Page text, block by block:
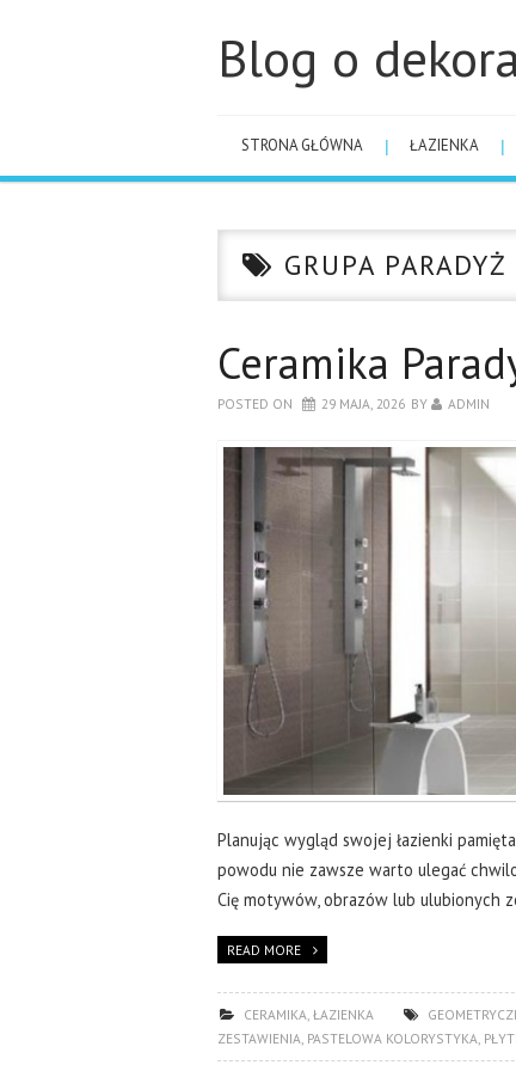
Blog o
STRONA GŁÓWNA ŁAZIENKA
GRUPA PARADYŻ
Ceramika
POSTED ON 29 MAJA, 2026 BY ADMIN
Planując wygląd swojej łazienki
powodu nie zawsze warto ulegać
Cię motywów, obrazów lub ulubionych
READ MORE
CERAMIKA ŁAZIENKA
ZESTAWIENIA PASTELOWA KOLORYSTYKA